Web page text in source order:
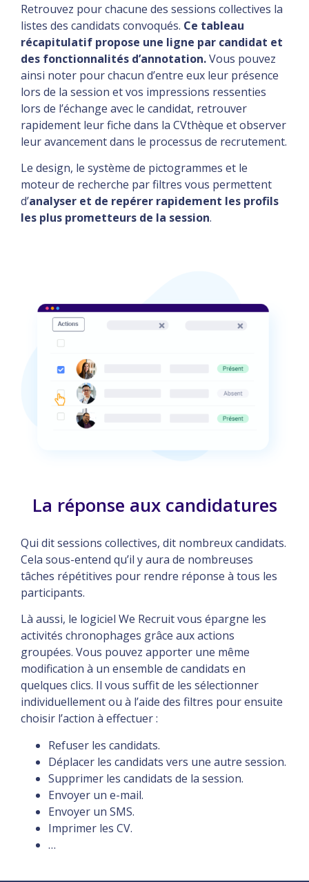
Retrouvez pour chacune des sessions collectives la
listes des candidats convoqués. Ce tableau
récapitulatif propose une ligne par candidat et
des fonctionnalités d’annotation.Vous pouvez
ainsi noter pour chacun d’entre eux leur présence
lors de la session et vos impressions ressenties
lors de l’échange avec le candidat, retrouver
rapidement leur fiche dans la CVthèque et observer
leur avancement dans le processus de recrutement.
Le design, le système de pictogrammes et le
moteur de recherche par filtres vous permettent
d’analyser et de repérer rapidement les profils
les plus prometteurs de la session.
La réponse aux candidatures
Qui dit sessions collectives, dit nombreux candidats.
Cela sous-entend qu’il y aura de nombreuses
tâches répétitives pour rendre réponse à tous les
participants.
Là aussi, le logiciel We Recruit vous épargne les
activités chronophages grâce aux actions
groupées. Vous pouvez apporter une même
modification à un ensemble de candidats en
quelques clics. Il vous suffit de les sélectionner
individuellement ou à l’aide des filtres pour ensuite
choisir l’action à effectuer :
Refuser les candidats.
Déplacer les candidats vers une autre session.
Supprimer les candidats de la session.
Envoyer un e-mail.
Envoyer un SMS.
Imprimer les CV.
…